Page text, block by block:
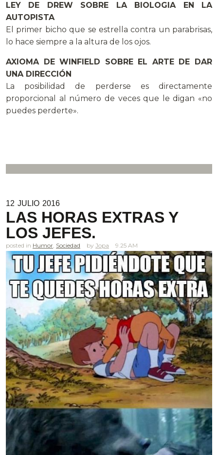
LEY DE DREW SOBRE LA BIOLOGIA EN LA
AUTOPISTA
El primer bicho que se estrella contra un parabrisas,
lo hace siempre a la altura de los ojos.
AXIOMA DE WINFIELD SOBRE EL ARTE DE DAR
UNA DIRECCIÓN
La posibilidad de perderse es directamente
proporcional al número de veces que le digan «no
puedes perderte».
12 JULIO 2016
LAS HORAS EXTRAS Y
LOS JEFES.
posted in Humor, Sociedad Jopa 9.25 AM